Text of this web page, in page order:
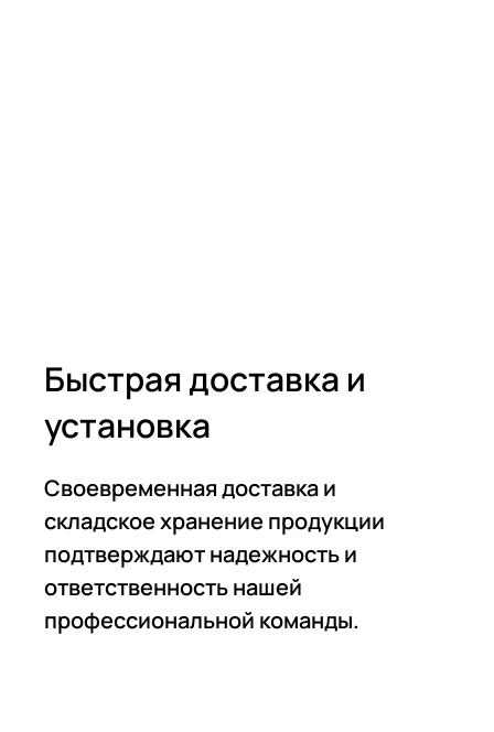
Быстрая доставка и
установка
Своевременная доставка и
складское хранение продукции
подтверждают надежность и
ответственность нашей
профессиональной команды.